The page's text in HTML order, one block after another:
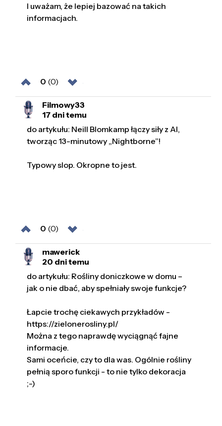
I uważam, że lepiej bazować na takich
informacjach.
0 (0)
Filmowy33
17 dni temu
do artykułu: Neill Blomkamp łączy siły z AI,
tworząc 13-minutowy „Nightborne”!
Typowy slop. Okropne to jest.
0 (0)
mawerick
20 dni temu
do artykułu: Rośliny doniczkowe w domu –
jak o nie dbać, aby spełniały swoje funkcje?
Łapcie trochę ciekawych przykładów -
https://zielonerosliny.pl/
Można z tego naprawdę wyciągnąć fajne
informacje.
Sami oceńcie, czy to dla was. Ogólnie rośliny
pełnią sporo funkcji - to nie tylko dekoracja
;-)